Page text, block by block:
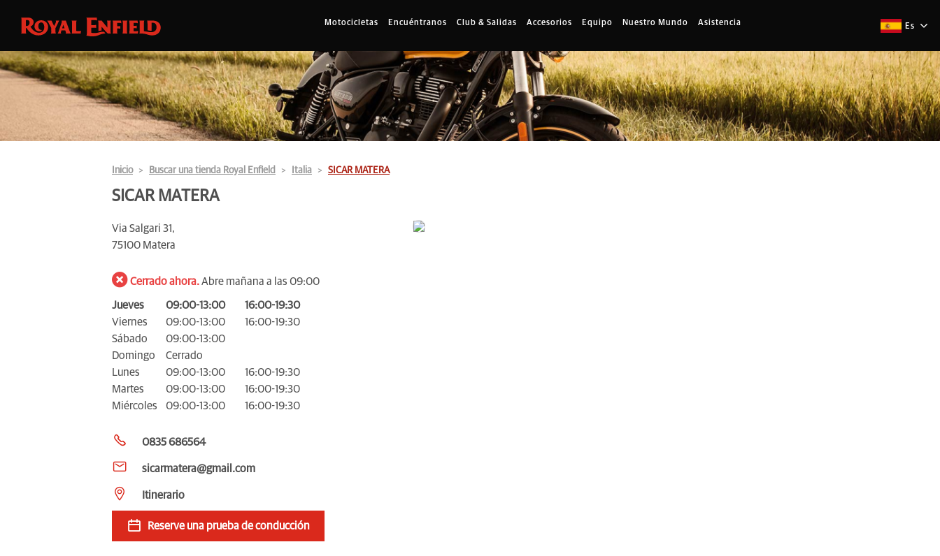
Motocicletas Encuéntranos Club & Salidas Accesorios Equipo Nuestro Mundo Asistencia Es
Inicio Buscar una tienda Royal Enfield Italia SICAR MATERA
SICAR MATERA
Via Salgari 31,
75100 Matera
Cerrado ahora.Abre mañana a las 09:00
Jueves 09:00-13:00
16:00-19:30
Viernes
09:00-13:00
16:00-19:30
Sábado
09:00-13:00
Domingo
Cerrado
Lunes
09:00-13:00
16:00-19:30
Martes
09:00-13:00
16:00-19:30
Miércoles
09:00-13:00 16:00-19:30
0835 686564
sicarmatera@gmail.com
Itinerario
Reserve una prueba de conducción